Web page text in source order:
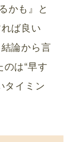
かも』と
ば良い
論から言
は“早す
タイミン